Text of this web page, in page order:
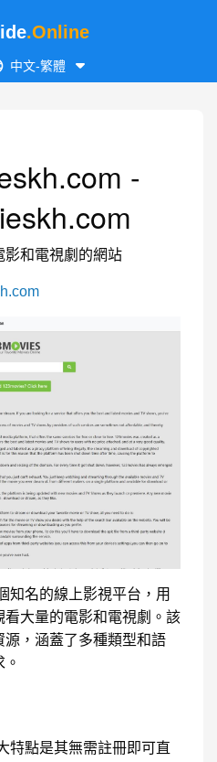
.Online
中文-繁體
-
影和電視劇的網站
知名的線上影視平台，用
看大量的電影和電視劇。該
，涵蓋了多種類型和語
特點是其無需註冊即可直